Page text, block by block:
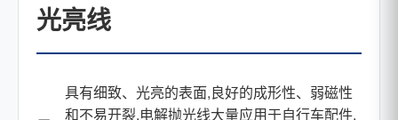
光亮线
具有细致、光亮的表面,良好的成形性、弱磁性
和不易开裂,电解抛光线大量应用于自行车配件,